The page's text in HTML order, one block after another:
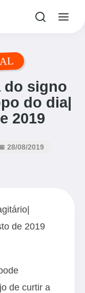
do signo
do dia|
2019
28/08/2019
de 2019
de curtir a